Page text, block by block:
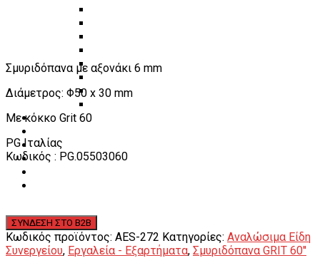
Εργαλεία φρένων
Εργαλεία χειρός συνεργείου
Διάφορα Είδη Φανοποιείου
ΚΑΤΑΛΟΓΟΣ
VIDEO & ΝΕΑ
ΕΠΙΚΟΙΝΩΝΙΑ
Σμυριδόπανα με αξονάκι 6 mm
Διάμετρος: Φ50 x 30 mm
Με κόκκο Grit 60
PG Ιταλίας
Κωδικός : PG.05503060
Κωδικός προϊόντος: AES-272 Κατηγορίες: Αναλώσιμα Είδη
Συνεργείου, Εργαλεία - Εξαρτήματα, Σμυριδόπανα GRIT 60''